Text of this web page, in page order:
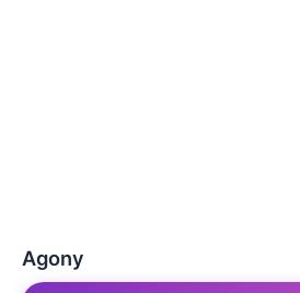
Agony